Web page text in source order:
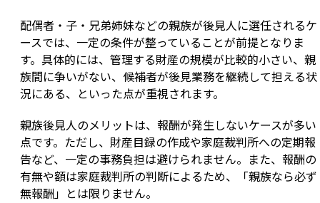
配偶者・子・兄弟姉妹などの親族が後見人に選任されるケ
ースでは、一定の条件が整っていることが前提となりま
す。具体的には、管理する財産の規模が比較的小さい、親
族間に争いがない、候補者が後見業務を継続して担える状
況にある、といった点が重視されます。
親族後見人のメリットは、報酬が発生しないケースが多い
点です。ただし、財産目録の作成や家庭裁判所への定期報
告など、一定の事務負担は避けられません。また、報酬の
有無や額は家庭裁判所の判断によるため、「親族なら必ず
無報酬」とは限りません。